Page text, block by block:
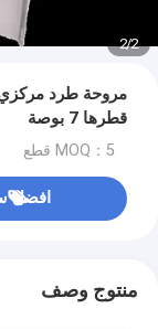
2
/
2
مروحة طرد
قطرها 7 بوصة
MOQ：5 قطع
افضل
منتوج وصف